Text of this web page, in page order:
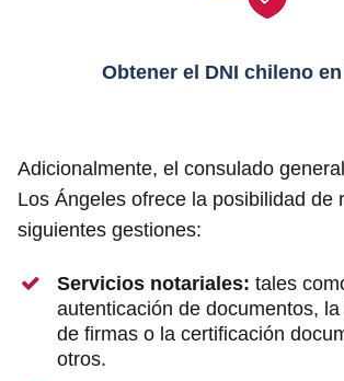
Obtener el DNI chileno
Adicionalmente, el consulado
Los Ángeles ofrece la posibilidad de
siguientes gestiones:
Servicios notariales: tales
autenticación de documentos,
de firmas o la certificación
otros.